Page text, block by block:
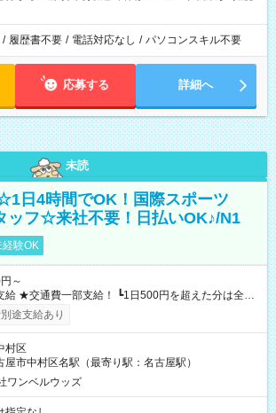
/ 履歴書不要 / 電話対応なし / パソコンスキル不要
応募する 詳細へ
未読
日4時間でOK！国際スポーツ
ッフ☆来社不要！日払いOK♪/N1
経験OK
～
えた分は全額
500円以内の方は自己負担となります ★日払い
定あり） ┗働いたその日に現金GET♪ お仕事後はコン
途支給あり
村区
屋市中村区名駅（最寄り駅：名古屋駅）
ワンベルウッズ